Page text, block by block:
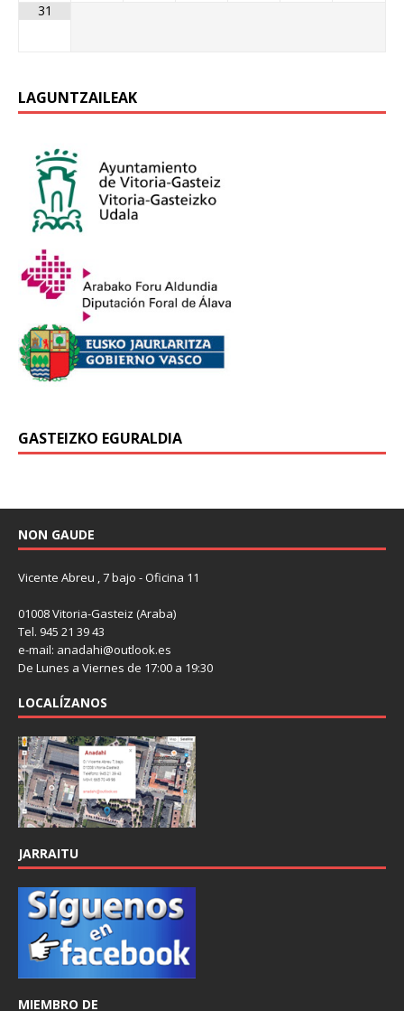
31
LAGUNTZAILEAK
GASTEIZKO EGURALDIA
NON GAUDE
Vicente Abreu , 7 bajo - Oficina 11
01008 Vitoria-Gasteiz (Araba)
Tel. 945 21 39 43
e-mail: anadahi@outlook.es
De Lunes a Viernes de 17:00 a 19:30
LOCALÍZANOS
JARRAITU
MIEMBRO DE